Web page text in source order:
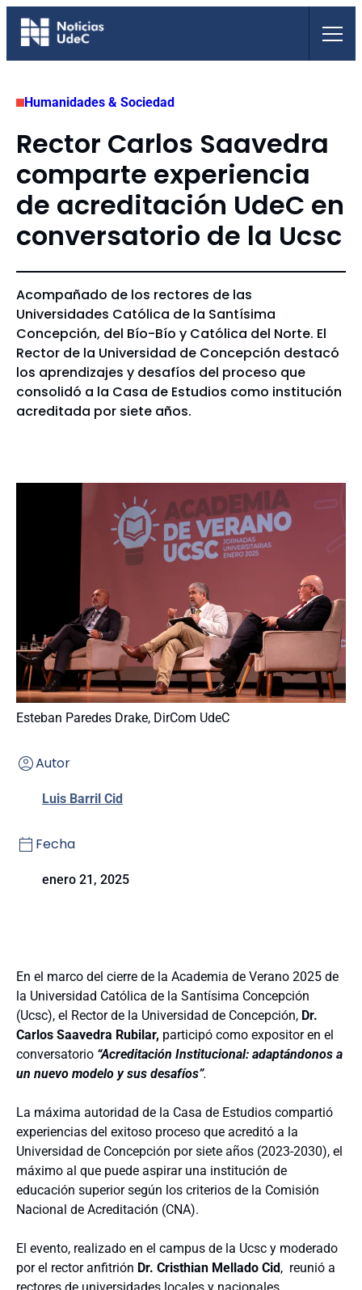
Saltar
Humanidades & Sociedad
Rector Carlos Saavedra
comparte experiencia
de acreditación UdeC en
conversatorio de la Ucsc
Acompañado de los rectores de las
Universidades Católica de la Santísima
Concepción, del Bío-Bío y Católica del Norte. El
Rector de la Universidad de Concepción destacó
los aprendizajes y desafíos del proceso que
consolidó a la Casa de Estudios como institución
acreditada por siete años.
Esteban Paredes Drake, DirCom UdeC
Autor
Luis Barril Cid
Fecha
enero 21, 2025
En el marco del cierre de la Academia de Verano 2025 de
la Universidad Católica de la Santísima Concepción
(Ucsc), el Rector de la Universidad de Concepción, Dr.
Carlos Saavedra Rubilar, participó como expositor en el
conversatorio “Acreditación Institucional: adaptándonos a
un nuevo modelo y sus desafíos”.
La máxima autoridad de la Casa de Estudios compartió
experiencias del exitoso proceso que acreditó a la
Universidad de Concepción por siete años (2023-2030), el
máximo al que puede aspirar una institución de
educación superior según los criterios de la Comisión
Nacional de Acreditación (CNA).
El evento, realizado en el campus de la Ucsc y moderado
por el rector anfitrión Dr. Cristhian Mellado Cid, reunió a